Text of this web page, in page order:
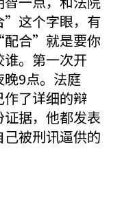
”这个字眼，有
配合”就是要你
。第一次开
9点。法庭
了详细的辩
据，他都发表
被刑讯逼供的